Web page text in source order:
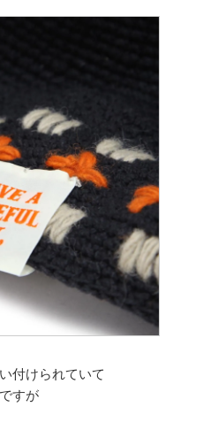
付けられていて
すが